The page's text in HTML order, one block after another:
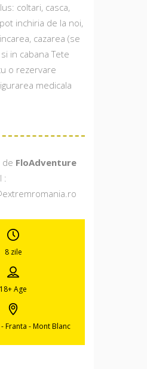
coltari, casca,
inchiria de la noi,
cazarea (se
in cabana Tete
o rezervare
medicala
de FloAdventure
:
8 zile
18+Age
Franta - Mont Blanc